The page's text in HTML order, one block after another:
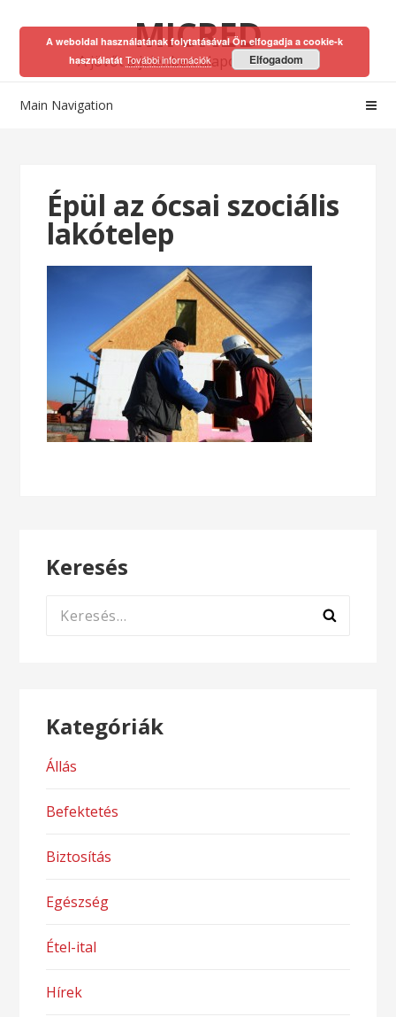
to
navigation
to
content
MICRED
A jövőt a jelenben alapozhatod meg!
Main Navigation
Épül az ócsai szociális
lakótelep
Keresés
Keresés:
Kategóriák
Állás
Befektetés
Biztosítás
Egészség
Étel-ital
Hírek
A weboldal használatának folytatásával Ön elfogadja a cookie-k
használatátTovábbi információk Elfogadom